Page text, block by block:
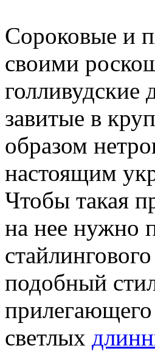
Сороковые и
своими
голливудские
завитые в
образом
настоящим
Чтобы такая
на нее нужно
подобный
светлых